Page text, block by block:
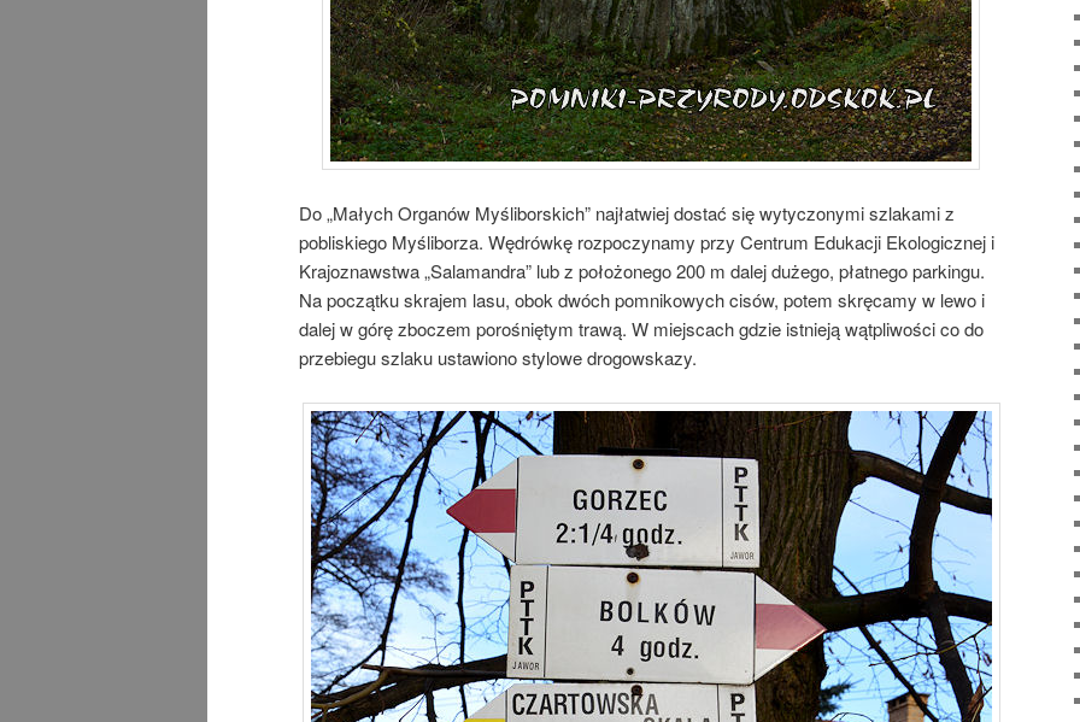
Do „Małych Organów Myśliborskich” najłatwiej dostać się wytyczonymi szlakami z
pobliskiego Myśliborza. Wędrówkę rozpoczynamy przy Centrum Edukacji Ekologicznej i
Krajoznawstwa „Salamandra” lub z położonego 200 m dalej dużego, płatnego parkingu.
Na początku skrajem lasu, obok dwóch pomnikowych cisów, potem skręcamy w lewo i
dalej w górę zboczem porośniętym trawą. W miejscach gdzie istnieją wątpliwości co do
przebiegu szlaku ustawiono stylowe drogowskazy.